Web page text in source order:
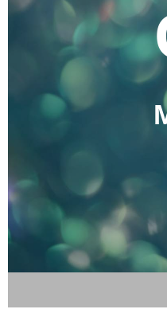
CTS 46.2
TNHH GẠCH
Lát, Xã Đức Chánh, Huyện